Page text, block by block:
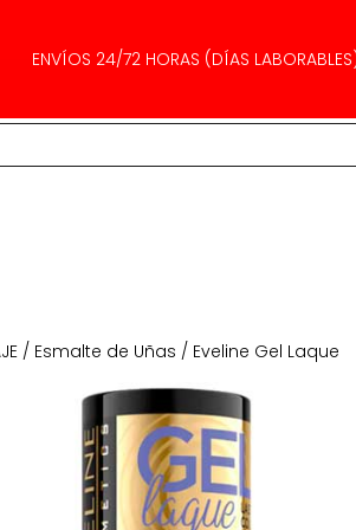
ENVÍOS 24/72 HORAS (DÍAS
/ Esmalte de Uñas / Eveline Gel Laque